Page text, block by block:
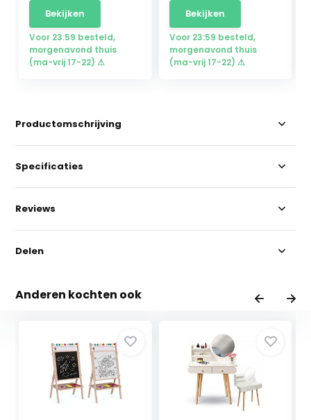
Bekijken
Voor 23:59 besteld,
morgenavond thuis
(ma-vrij 17-22) ⚠
Bekijken
Voor 23:59 besteld,
morgenavond thuis
(ma-vrij 17-22) ⚠
Productomschrijving
Specificaties
Reviews
Delen
Anderen kochten ook